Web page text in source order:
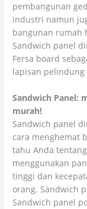
pembangunan
industri namun
bangunan rumah
Sandwich panel
Fersa board
lapisan pelindung
Sandwich Panel:
murah!
Sandwich panel
cara menghemat
tahu Anda
menggunakan
tinggi dan
orang. Sandwich
Sandwich panel